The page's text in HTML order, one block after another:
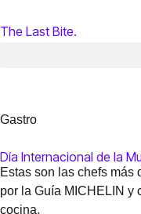
The Last Bite.
Gastro
Día Internacional de la
Estas son las chefs más
por la Guía MICHELIN y
cocina.